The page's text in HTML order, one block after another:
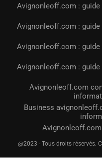
Avignonleoff.com :
Avignonleoff.com :
Avignonleoff.com :
Avignonleoff.com :
Avignonleoff.com
Business
@2023 - Tous droits réservés.